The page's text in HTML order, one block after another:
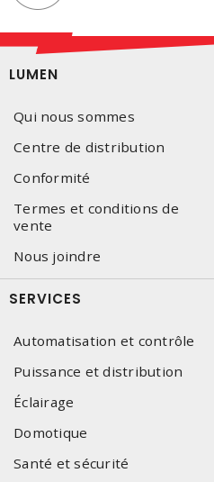
LUMEN
Qui nous sommes
Centre de distribution
Conformité
Termes et conditions de
vente
Nous joindre
SERVICES
Automatisation et contrôle
Puissance et distribution
Éclairage
Domotique
Santé et sécurité